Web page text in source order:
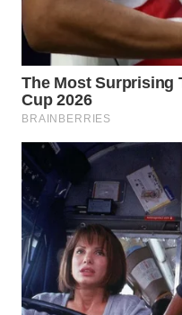
BINTAN
WN
MANDALIKA
WN
LIKUPANG
WN
LABUANBAJO
WN
BORNEO